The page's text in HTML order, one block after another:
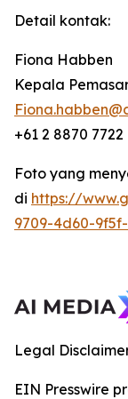
Detail kontak:
Fiona Habben
Kepala
+61 2 8870 7722
Foto yang
di https://
9709-4d60-
Legal
EIN Presswire